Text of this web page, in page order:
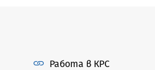
Работа в КРС